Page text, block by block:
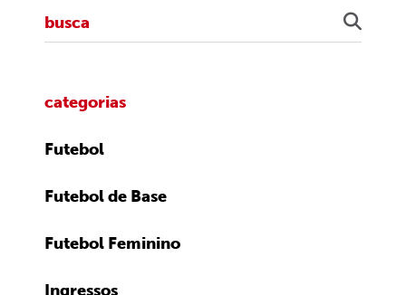
categorias
Futebol
Futebol de Base
Futebol Feminino
Ingressos